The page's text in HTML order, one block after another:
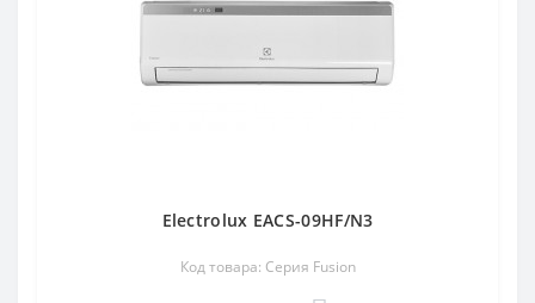
Electrolux EACS-09HF/N3
Код товара: Серия Fusion